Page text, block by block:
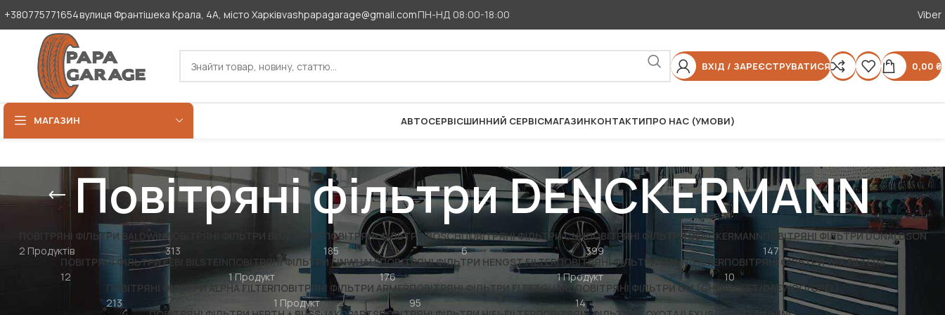
+380775771654вулиця Франтішека Крала, 4А, місто Харківvashpapagarage@gmail.comПН-НД 08:00-18:00 Viber
ВХІД / ЗАРЕЄСТРУВАТИСЯ 0,00 ₴
МАГАЗИН АВТОСЕРВІСШИННИЙ СЕРВІСМАГАЗИНКОНТАКТИПРО НАС (УМОВИ)
Повітряні фільтри DENCKERMANN
ПОВІТРЯНІ ФІЛЬТРИ BALDWIN
2 Продуктів
ПОВІТРЯНІ ФІЛЬТРИ BLUE PRINT
313
ПОВІТРЯНІ ФІЛЬТРИ BOSCH
185
ПОВІТРЯНІ ФІЛЬТРИ CNH
6
ПОВІТРЯНІ ФІЛЬТРИ DENCKERMANN
399
ПОВІТРЯНІ ФІЛЬТРИ DONALDSON
147
ПОВІТРЯНІ ФІЛЬТРИ FEBI BILSTEIN
12
ПОВІТРЯНІ ФІЛЬТРИ FINWHALE
1 Продукт
ПОВІТРЯНІ ФІЛЬТРИ HENGST FILTER
176
ПОВІТРЯНІ ФІЛЬТРИ MANN-FILTER
1 Продукт
ПОВІТРЯНІ ФІЛЬТРИ WIX FILTERS
10
ПОВІТРЯНІ ФІЛЬТРИ ALPHA FILTER
213
ПОВІТРЯНІ ФІЛЬТРИ ARMER
1 Продукт
ПОВІТРЯНІ ФІЛЬТРИ FLEETGUARD
95
ПОВІТРЯНІ ФІЛЬТРИ GM (CHEVROLET/DAEWOO/OPEL)
14